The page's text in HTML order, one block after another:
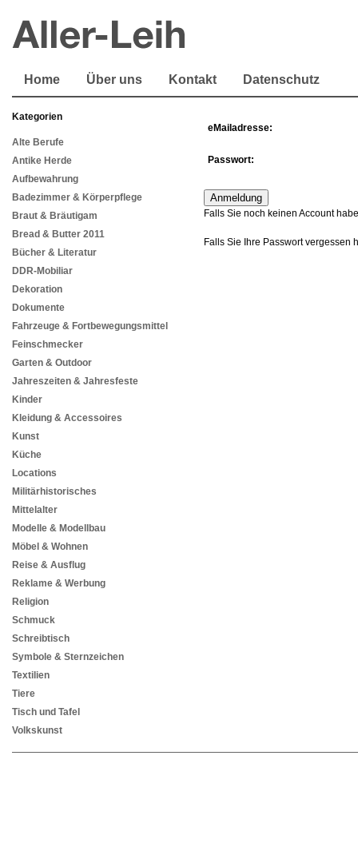
Home Über uns Kontakt Datenschutz
Kategorien
Alte Berufe
Antike Herde
Aufbewahrung
Badezimmer & Körperpflege
Braut & Bräutigam
Bread & Butter 2011
Bücher & Literatur
DDR-Mobiliar
Dekoration
Dokumente
Fahrzeuge & Fortbewegungsmittel
Feinschmecker
Garten & Outdoor
Jahreszeiten & Jahresfeste
Kinder
Kleidung & Accessoires
Kunst
Küche
Locations
Militärhistorisches
Mittelalter
Modelle & Modellbau
Möbel & Wohnen
Reise & Ausflug
Reklame & Werbung
Religion
Schmuck
Schreibtisch
Symbole & Sternzeichen
Textilien
Tiere
Tisch und Tafel
Volkskunst
eMailadresse:
Passwort:
Falls Sie noch keinen Account
Falls Sie Ihre Passwort vergessen